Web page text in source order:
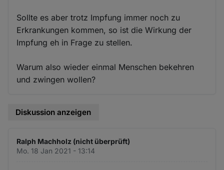
Sollte es aber trotz Impfung immer noch zu
Erkrankungen kommen, so ist die Wirkung der
Impfung eh in Frage zu stellen.
Warum also wieder einmal Menschen bekehren
und zwingen wollen?
Diskussion anzeigen
Ralph Machholz (nicht überprüft)
Mo. 18 Jan 2021 - 13:14